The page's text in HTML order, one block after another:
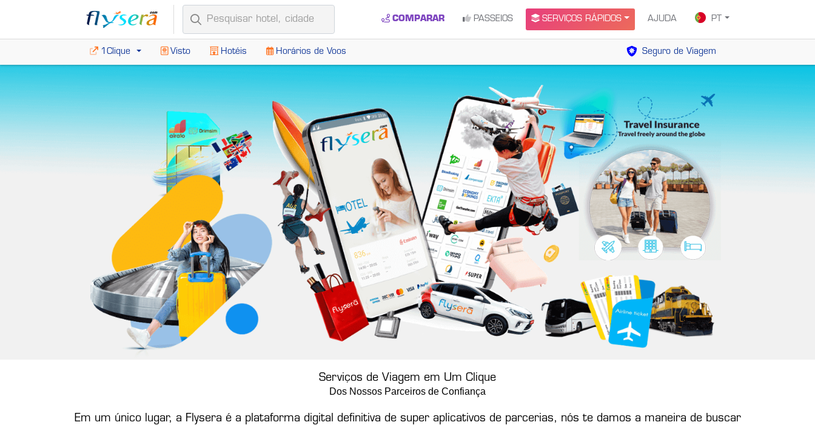
COMPARAR PASSEIOS SERVIÇOS RÁPIDOS AJUDA PT
1Clique Visto Hotéis Horários de Voos Seguro de Viagem
Serviços de Viagem em Um Clique
Dos Nossos Parceiros de Confiança
Em um único lugar, a Flysera é a plataforma digital definitiva de super aplicativos de parcerias, nós te damos a maneira de buscar